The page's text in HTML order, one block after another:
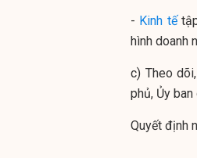
- Kinh tế
hình doanh
c) Theo
phủ, Ủy
Quyết định